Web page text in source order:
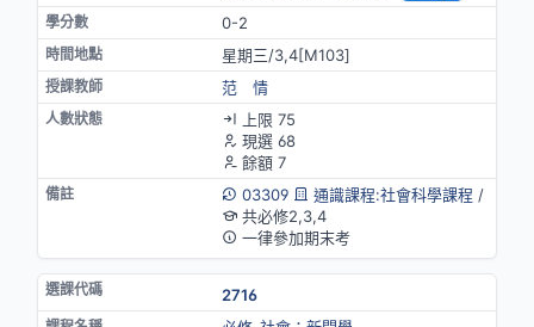
0-2
星期三/3,4[M103]
范 情
上限 75
現選 68
餘額 7
03309
通識課程:社會科學課程 /
共必修2,3,4
一律參加期末考
2716